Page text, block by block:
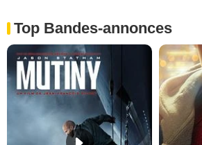
Top Bandes-annonces